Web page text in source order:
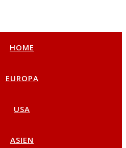
HOME
EUROPA
USA
ASIEN